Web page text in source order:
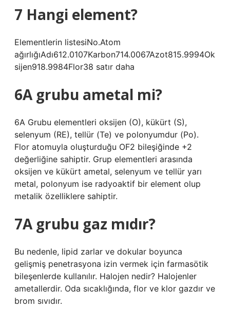
7 Hangi element?
Elementlerin listesiNo.Atom
ağırlığıAdı612.0107Karbon714.0067Azot815.9994Ok
sijen918.9984Flor38 satır daha
6A grubu ametal mi?
6A Grubu elementleri oksijen (O), kükürt (S),
selenyum (RE), tellür (Te) ve polonyumdur (Po).
Flor atomuyla oluşturduğu OF2 bileşiğinde +2
değerliğine sahiptir. Grup elementleri arasında
oksijen ve kükürt ametal, selenyum ve tellür yarı
metal, polonyum ise radyoaktif bir element olup
metalik özelliklere sahiptir.
7A grubu gaz mıdır?
Bu nedenle, lipid zarlar ve dokular boyunca
gelişmiş penetrasyona izin vermek için farmasötik
bileşenlerde kullanılır. Halojen nedir? Halojenler
ametallerdir. Oda sıcaklığında, flor ve klor gazdır ve
brom sıvıdır.